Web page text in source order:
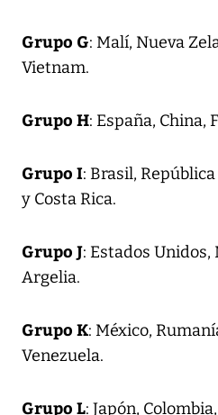
Grupo G: Malí, Nueva
Vietnam.
Grupo H: España, China,
Grupo I: Brasil,
y Costa Rica.
Grupo J: Estados
Argelia.
Grupo K: México,
Venezuela.
Grupo L: Japón,